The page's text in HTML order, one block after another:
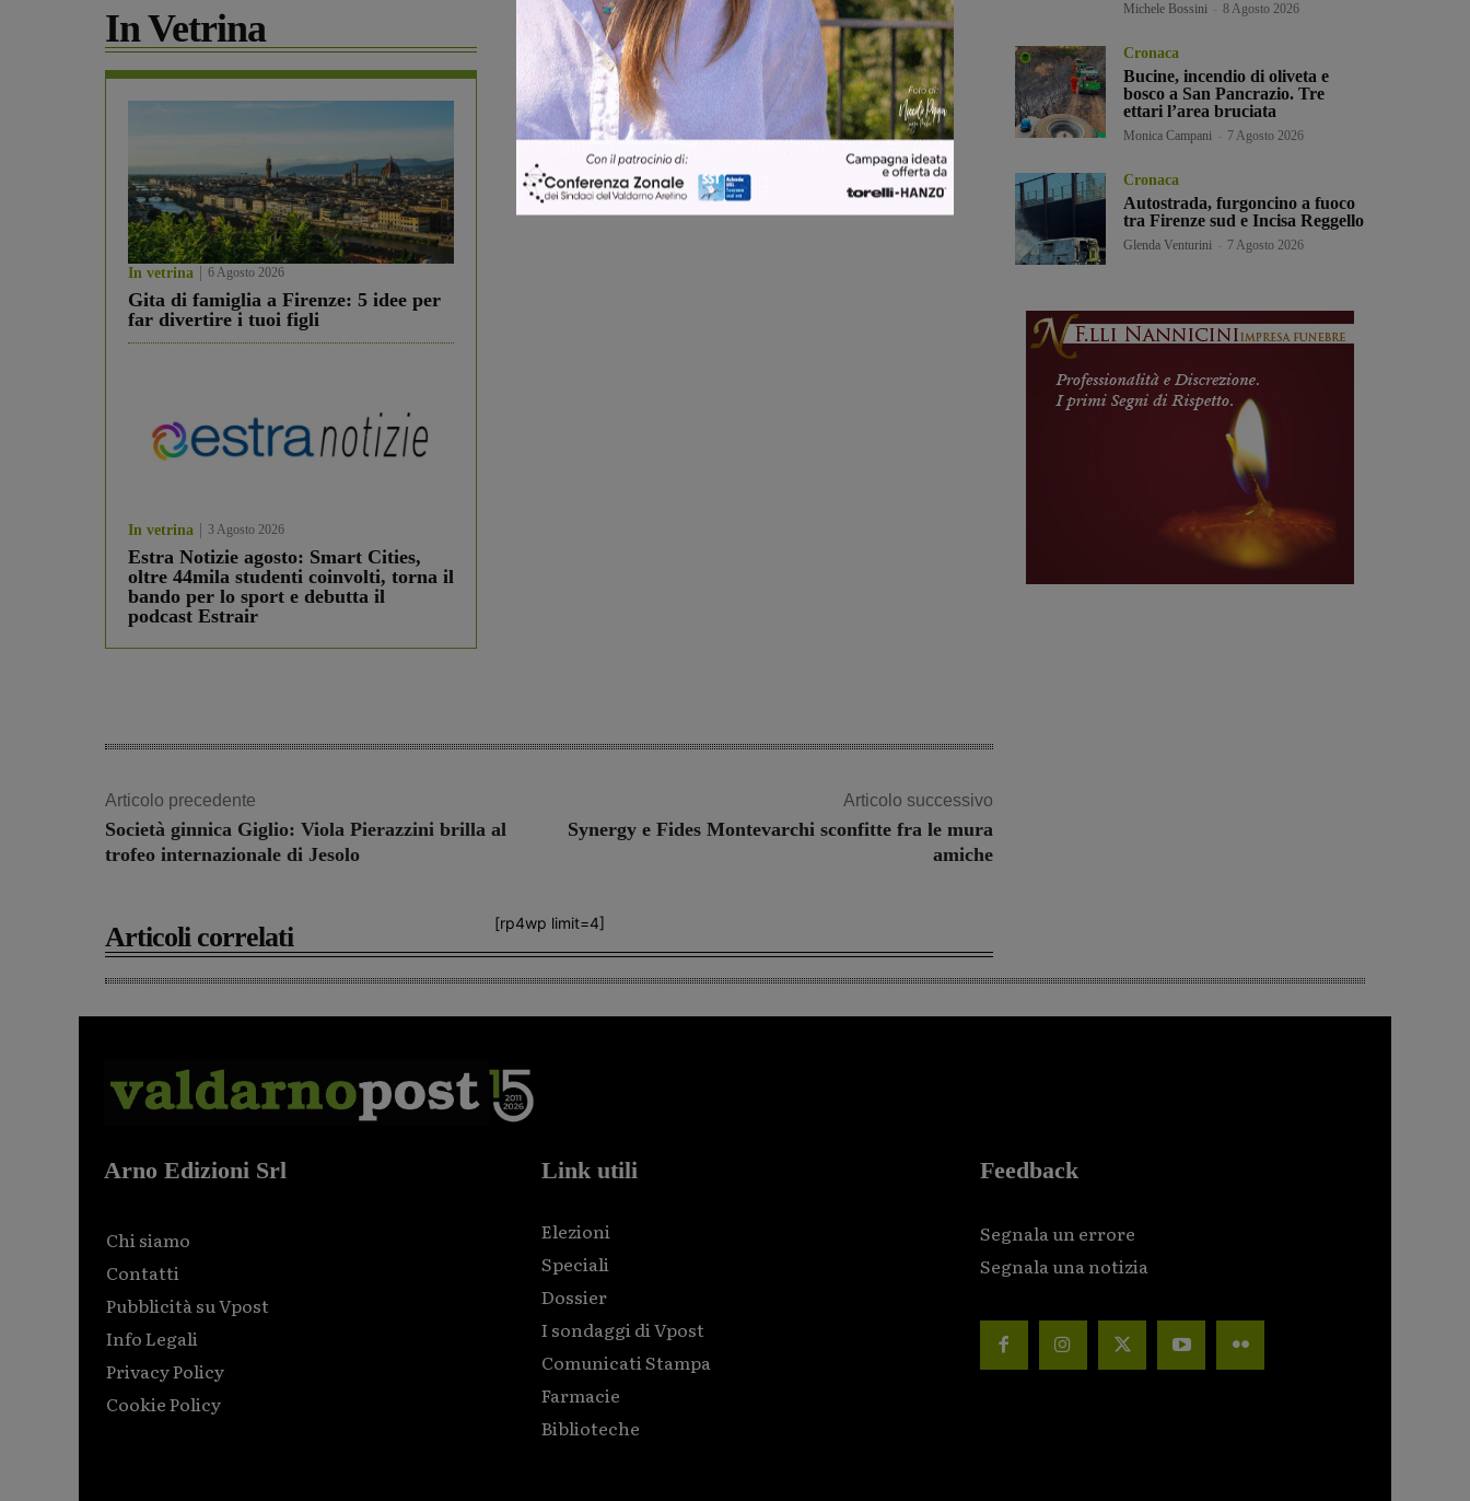
In Vetrina
In vetrina 6 Agosto 2026
Gita di famiglia a Firenze: 5 idee per
far divertire i tuoi figli
In vetrina 3 Agosto 2026
Estra Notizie agosto: Smart Cities,
oltre 44mila studenti coinvolti, torna il
bando per lo sport e debutta il
podcast Estrair
Share
Articolo precedente
Società ginnica Giglio: Viola Pierazzini brilla al
trofeo internazionale di Jesolo
Articolo successivo
Synergy e Fides Montevarchi sconfitte fra le mura
amiche
[rp4wp limit=4]
Articoli correlati
Michele Bossini 8 Agosto 2026
Cronaca
Bucine, incendio di oliveta e
bosco a San Pancrazio. Tre
ettari l’area bruciata
Monica Campani 7 Agosto 2026
Cronaca
Autostrada, furgoncino a fuoco
tra Firenze sud e Incisa Reggello
Glenda Venturini 7 Agosto 2026
Arno Edizioni Srl
Chi siamo
Contatti
Pubblicità su Vpost
Info Legali
Privacy Policy
Cookie Policy
Link utili
Elezioni
Speciali
Dossier
I sondaggi di Vpost
Comunicati Stampa
Farmacie
Biblioteche
Feedback
Segnala un errore
Segnala una notizia